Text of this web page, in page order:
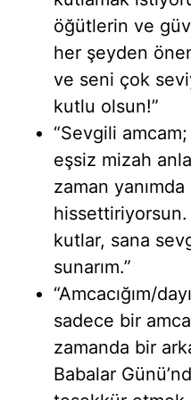
öğütlerin ve
her şeyden
ve seni çok
kutlu olsun!”
“Sevgili
eşsiz mizah
zaman
hissettiriyorsun.
kutlar, sana
sunarım.”
“Amcacığım/
sadece bir
zamanda bir
Babalar